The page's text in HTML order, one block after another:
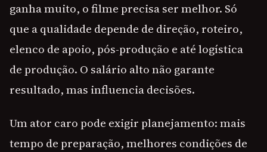
ganha muito, o filme precisa ser melhor. Só
que a qualidade depende de direção, roteiro,
elenco de apoio, pós-produção e até logística
de produção. O salário alto não garante
resultado, mas influencia decisões.
Um ator caro pode exigir planejamento: mais
tempo de preparação, melhores condições de